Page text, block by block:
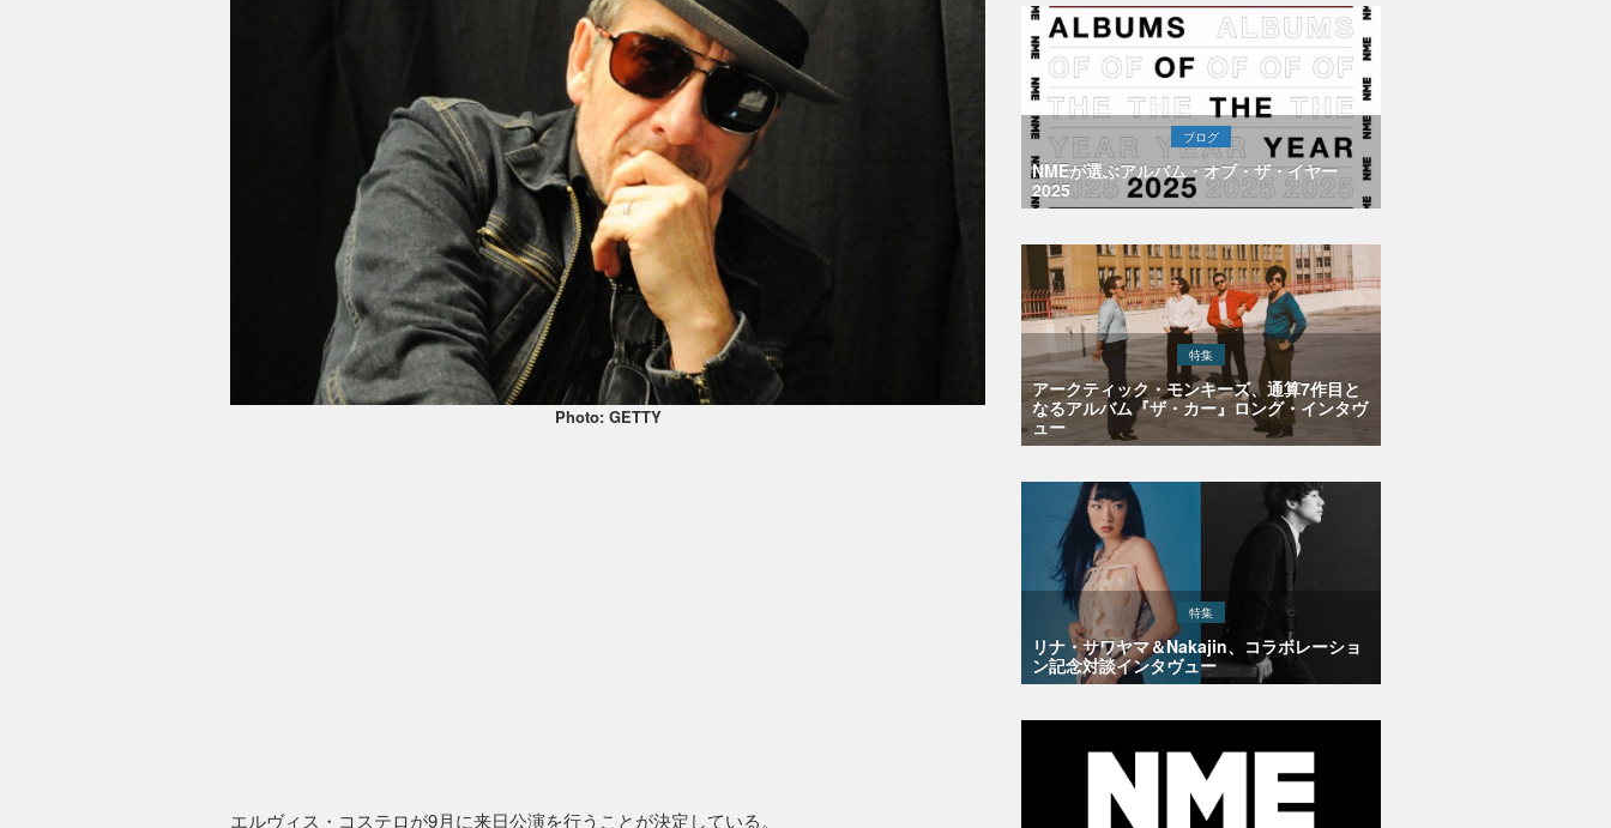
Photo: GETTY
エルヴィス・コステロが9月に来日公演を行うことが決定している。
ブログ
NMEが選ぶアルバム・オブ・ザ・イヤー
2025
特集
アークティック・モンキーズ、通算7作目と
なるアルバム『ザ・カー』ロング・インタヴ
ュー
特集
リナ・サワヤマ＆Nakajin、コラボレーショ
ン記念対談インタヴュー